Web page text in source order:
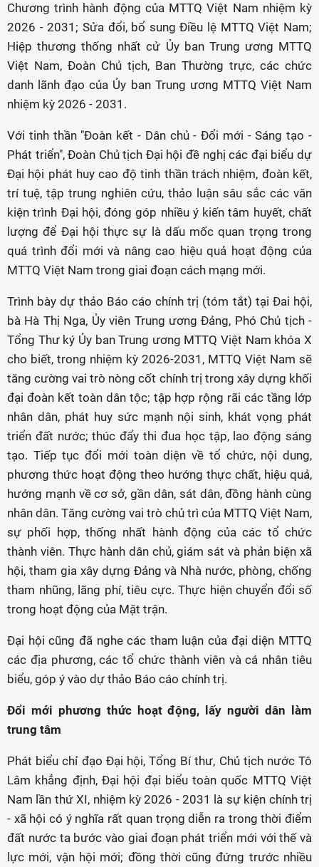
Chương trình hành động của MTTQ Việt Nam nhiệm kỳ
2026 - 2031; Sửa đổi, bổ sung Điều lệ MTTQ Việt Nam;
Hiệp thương thống nhất cử Ủy ban Trung ương MTTQ
Việt Nam, Đoàn Chủ tịch, Ban Thường trực, các chức
danh lãnh đạo của Ủy ban Trung ương MTTQ Việt Nam
nhiệm kỳ 2026 - 2031.
Với tinh thần "Đoàn kết - Dân chủ - Đổi mới - Sáng tạo -
Phát triển", Đoàn Chủ tịch Đại hội đề nghị các đại biểu dự
Đại hội phát huy cao độ tinh thần trách nhiệm, đoàn kết,
trí tuệ, tập trung nghiên cứu, thảo luận sâu sắc các văn
kiện trình Đại hội, đóng góp nhiều ý kiến tâm huyết, chất
lượng để Đại hội thực sự là dấu mốc quan trọng trong
quá trình đổi mới và nâng cao hiệu quả hoạt động của
MTTQ Việt Nam trong giai đoạn cách mạng mới.
Trình bày dự thảo Báo cáo chính trị (tóm tắt) tại Đai hội,
bà Hà Thị Nga, Ủy viên Trung ương Đảng, Phó Chủ tịch -
Tổng Thư ký Ủy ban Trung ương MTTQ Việt Nam khóa X
cho biết, trong nhiệm kỳ 2026-2031, MTTQ Việt Nam sẽ
tăng cường vai trò nòng cốt chính trị trong xây dựng khối
đại đoàn kết toàn dân tộc; tập hợp rộng rãi các tầng lớp
nhân dân, phát huy sức mạnh nội sinh, khát vọng phát
triển đất nước; thúc đẩy thi đua học tập, lao động sáng
tạo. Tiếp tục đổi mới toàn diện về tổ chức, nội dung,
phương thức hoạt động theo hướng thực chất, hiệu quả,
hướng mạnh về cơ sở, gần dân, sát dân, đồng hành cùng
nhân dân. Tăng cường vai trò chủ trì của MTTQ Việt Nam,
sự phối hợp, thống nhất hành động của các tổ chức
thành viên. Thực hành dân chủ, giám sát và phản biện xã
hội, tham gia xây dựng Đảng và Nhà nước, phòng, chống
tham nhũng, lãng phí, tiêu cực. Thực hiện chuyển đổi số
trong hoạt động của Mặt trận.
Đại hội cũng đã nghe các tham luận của đại diện MTTQ
các địa phương, các tổ chức thành viên và cá nhân tiêu
biểu, góp ý vào dự thảo Báo cáo chính trị.
Đổi mới phương thức hoạt động, lấy người dân làm
trung tâm
Phát biểu chỉ đạo Đại hội, Tổng Bí thư, Chủ tịch nước Tô
Lâm khẳng định, Đại hội đại biểu toàn quốc MTTQ Việt
Nam lần thứ XI, nhiệm kỳ 2026 - 2031 là sự kiện chính trị
- xã hội có ý nghĩa rất quan trọng diễn ra trong thời điểm
đất nước ta bước vào giai đoạn phát triển mới với thế và
lực mới, vận hội mới; đồng thời cũng đứng trước nhiều